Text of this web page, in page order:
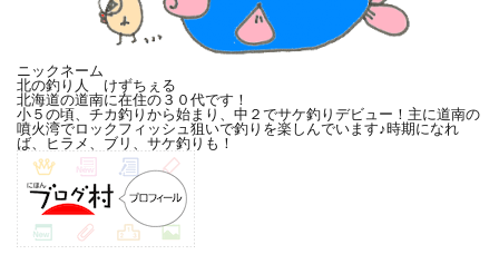
ニックネーム
北の釣り人 けずちぇる
北海道の道南に在住の３０代です！
小５の頃、チカ釣りから始まり、中２でサケ釣りデビュー！主に道南の
噴火湾でロックフィッシュ狙いで釣りを楽しんでいます♪時期になれ
ば、ヒラメ、ブリ、サケ釣りも！